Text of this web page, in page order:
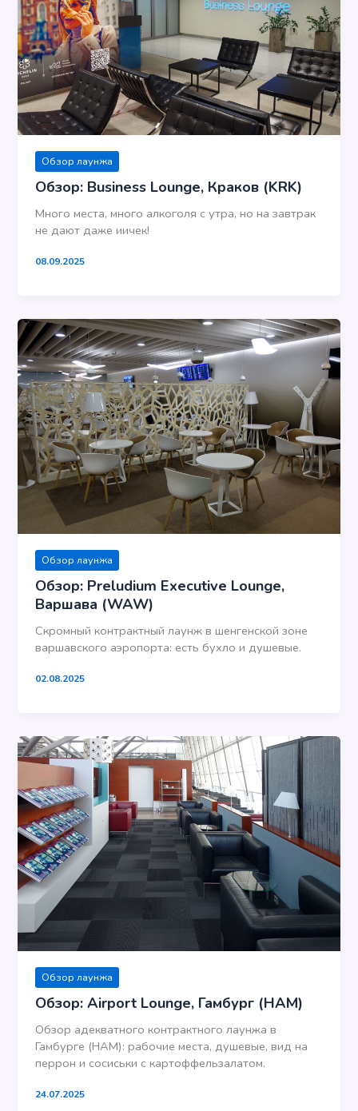
Обзор лаунжа
Обзор: Business Lounge, Краков (KRK)
Много места, много алкоголя с утра, но на завтрак
не дают даже иичек!
08.09.2025
Обзор лаунжа
Обзор: Preludium Executive Lounge,
Варшава (WAW)
Скромный контрактный лаунж в шенгенской зоне
варшавского аэропорта: есть бухло и душевые.
02.08.2025
Обзор лаунжа
Обзор: Airport Lounge, Гамбург (HAM)
Обзор адекватного контрактного лаунжа в
Гамбурге (HAM): рабочие места, душевые, вид на
перрон и сосиськи с картоффельзалатом.
24.07.2025